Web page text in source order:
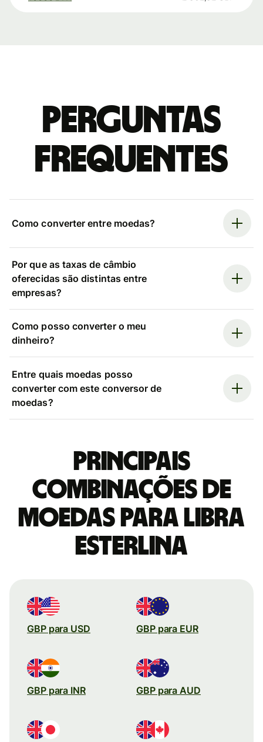
Perguntas
frequentes
Como converter entre moedas?
Por que as taxas de câmbio
oferecidas são distintas entre
empresas?
Como posso converter o meu
dinheiro?
Entre quais moedas posso
converter com este conversor de
moedas?
Principais
combinações de
moedas para Libra
esterlina
GBP para USD GBP para EUR
GBP para INR GBP para AUD